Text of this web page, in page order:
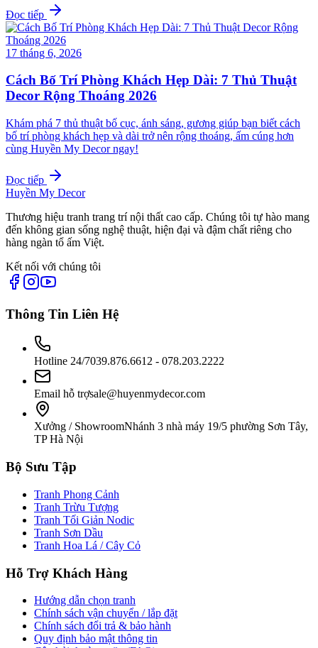
Đọc tiếp
17 tháng 6, 2026
Cách Bố Trí Phòng Khách Hẹp Dài: 7 Thủ Thuật
Decor Rộng Thoáng 2026
Khám phá 7 thủ thuật bố cục, ánh sáng, gương giúp bạn biết cách
bố trí phòng khách hẹp và dài trở nên rộng thoáng, ấm cúng hơn
cùng Huyền My Decor ngay!
Đọc tiếp
Huyền My Decor
Thương hiệu tranh trang trí nội thất cao cấp. Chúng tôi tự hào mang
đến không gian sống nghệ thuật, hiện đại và đậm chất riêng cho
hàng ngàn tổ ấm Việt.
Kết nối với chúng tôi
Thông Tin Liên Hệ
Hotline 24/7039.876.6612 - 078.203.2222
Email hỗ trợsale@huyenmydecor.com
Xưởng / ShowroomNhánh 3 nhà máy 19/5 phường Sơn Tây,
TP Hà Nội
Bộ Sưu Tập
Tranh Phong Cảnh
Tranh Trừu Tượng
Tranh Tối Giản Nodic
Tranh Sơn Dầu
Tranh Hoa Lá / Cây Cỏ
Hỗ Trợ Khách Hàng
Hướng dẫn chọn tranh
Chính sách vận chuyển / lắp đặt
Chính sách đổi trả & bảo hành
Quy định bảo mật thông tin